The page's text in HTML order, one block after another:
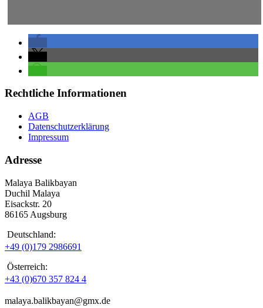
Rechtliche Informationen
AGB
Datenschutzerklärung
Impressum
Adresse
Malaya Balikbayan
Duchil Malaya
Eisackstr. 20
86165 Augsburg
Deutschland:
+49 (0)179 2986691
Österreich:
+43 (0)670 357 824 4
malaya.balikbayan@gmx.de